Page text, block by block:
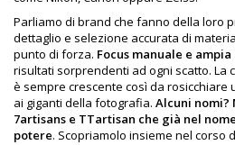
Parliamo di brand che fanno della loro
dettaglio e selezione accurata di
punto di forza. Focus manuale e
risultati sorprendenti ad ogni scatto. La
è sempre crescente così da rosicchiare
ai giganti della fotografia. Alcuni nomi?
7artisans e TTartisan che già nel
potere. Scopriamolo insieme nel corso